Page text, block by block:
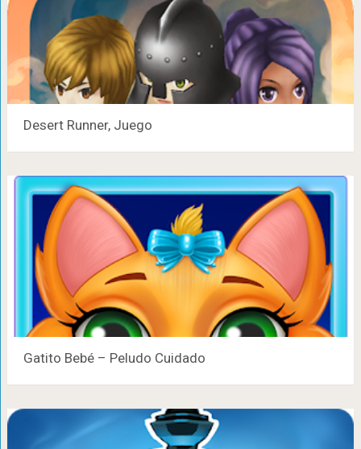
Desert Runner, Juego
Gatito Bebé – Peludo Cuidado